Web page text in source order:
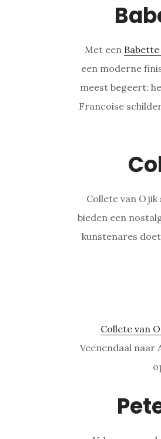
Met een
een moderne
meest begeert:
Francoise
Collete van Ojik
bieden een
kunstenares
Collete van
Veenendaal naar